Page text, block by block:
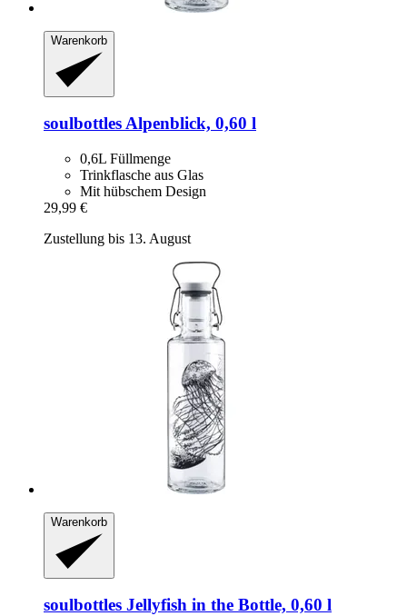
Warenkorb
soulbottlesAlpenblick, 0,60 l
0,6L Füllmenge
Trinkflasche aus Glas
Mit hübschem Design
29,99 €
Zustellung bis 13. August
Warenkorb
soulbottles Jellyfish in the Bottle, 0,60 l